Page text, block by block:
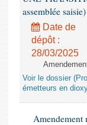
assemblée
Date de
dépôt :
28/03/2025
Voir le dossier
émetteurs en